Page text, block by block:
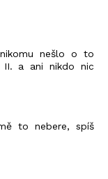
nešlo o to
II. a ani nikdo nic
to nebere, spíš